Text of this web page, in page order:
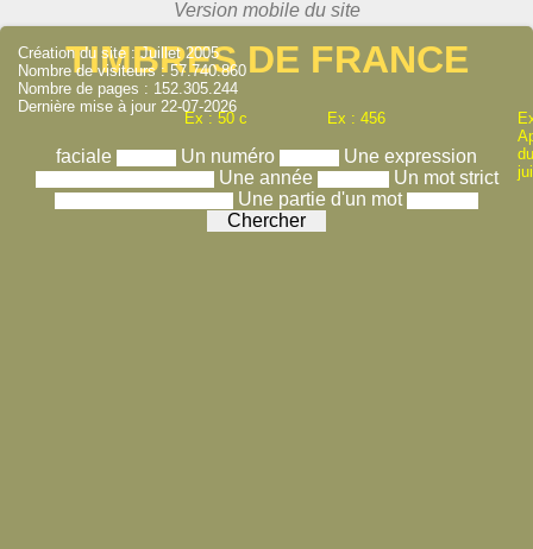
TIMBRES DE FRANCE
Ex : 50 c Ex : 456
faciale Un numéro
Une expression
Une année
Un mot strict
Une partie d'un mot
Création du site : Juillet 2005
Nombre de visiteurs : 57.740.860
Nombre de pages : 152.305.244
Dernière mise à jour 22-07-2026